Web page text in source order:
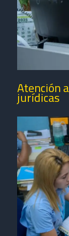
Atención
jurídicas